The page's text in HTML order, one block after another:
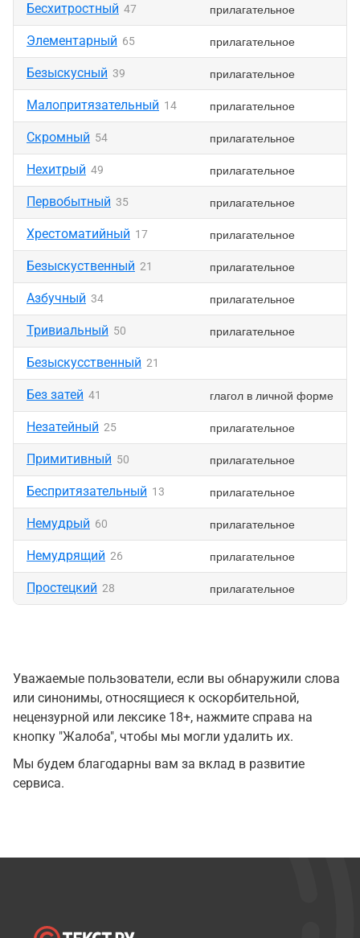
Бесхитростный 47 прилагательное
Элементарный 65 прилагательное
Безыскусный 39 прилагательное
Малопритязательный 14 прилагательное
Скромный 54 прилагательное
Нехитрый 49 прилагательное
Первобытный 35 прилагательное
Хрестоматийный 17 прилагательное
Безыскуственный 21 прилагательное
Азбучный 34 прилагательное
Тривиальный 50 прилагательное
Безыскусственный 21
Без затей 41 глагол в личной форме
Незатейный 25 прилагательное
Примитивный 50 прилагательное
Беспритязательный 13 прилагательное
Немудрый 60 прилагательное
Немудрящий 26 прилагательное
Простецкий 28 прилагательное
Уважаемые пользователи, если вы обнаружили слова
или синонимы, относящиеся к оскорбительной,
нецензурной или лексике 18+, нажмите справа на
кнопку "Жалоба", чтобы мы могли удалить их.
Мы будем благодарны вам за вклад в развитие
сервиса.